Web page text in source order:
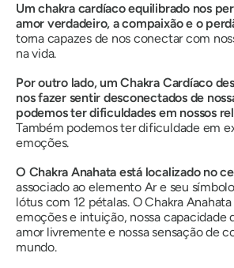
Um chakra cardíaco equilibrado nos
amor verdadeiro, a compaixão e o
torna capazes de nos conectar com
na vida.
Por outro lado, um Chakra Cardíaco
nos fazer sentir desconectados de
podemos ter dificuldades em nossos
Também podemos ter dificuldade em
emoções.
O Chakra Anahata está localizado no
associado ao elemento Ar e seu
lótus com 12 pétalas.O Chakra Anahata
emoções e intuição, nossa capacidade
amor livremente e nossa sensação de
mundo.